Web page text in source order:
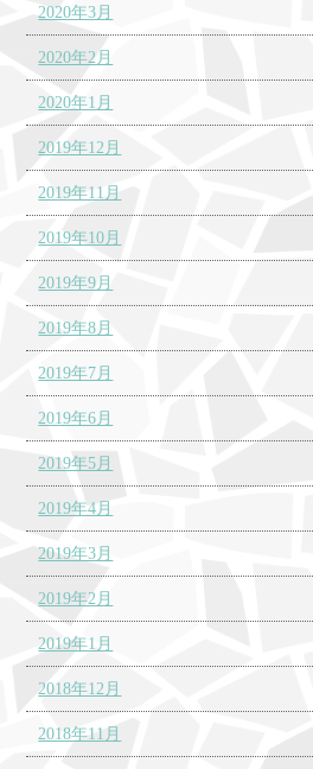
2020年3月
2020年2月
2020年1月
2019年12月
2019年11月
2019年10月
2019年9月
2019年8月
2019年7月
2019年6月
2019年5月
2019年4月
2019年3月
2019年2月
2019年1月
2018年12月
2018年11月